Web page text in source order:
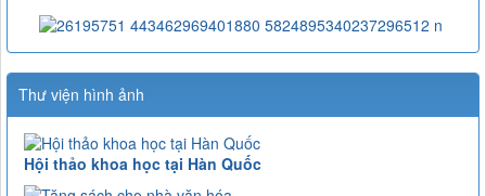
Thư viện hình ảnh
Hội thảo khoa học tại Hàn Quốc